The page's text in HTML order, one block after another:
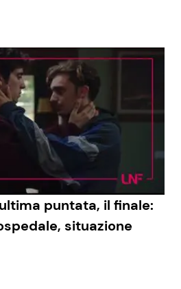
Primi Piatti
Ricette Facili e Veloci
Ricette Feste
Ricette per Bambini
puntata, il finale:
situazione